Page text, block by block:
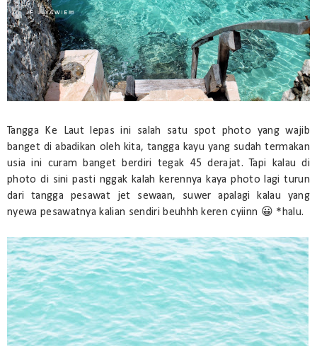
Tangga Ke Laut lepas ini salah satu spot photo yang wajib
banget di abadikan oleh kita, tangga kayu yang sudah termakan
usia ini curam banget berdiri tegak 45 derajat. Tapi kalau di
photo di sini pasti nggak kalah kerennya kaya photo lagi turun
dari tangga pesawat jet sewaan, suwer apalagi kalau yang
nyewa pesawatnya kalian sendiri beuhhh keren cyiinn 😀 *halu.